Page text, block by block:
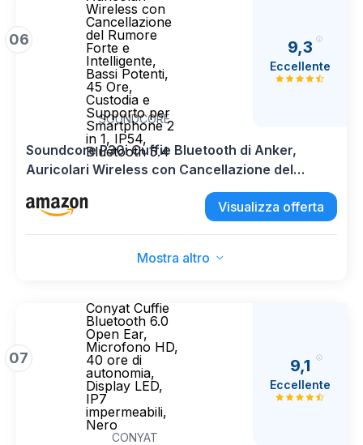
06
Wireless con
Cancellazione
del Rumore
Forte e
Intelligente,
Bassi Potenti,
45 Ore,
Custodia e
Supporto per
Smartphone 2
in 1, IP54,
Bluetooth 5.4
SOUNDCORE
9,3
Eccellente
Soundcore P30i Cuffie Bluetooth di Anker,
Auricolari Wireless con Cancellazione del
Rumore Forte e Intelligente, Bassi Potenti, 45
Ore, Custodia e Supporto per Smartphone 2 in 1,
Visualizza offerta
Mostra altro
07
Conyat Cuffie
Bluetooth 6.0
Open Ear,
Microfono HD,
40 ore di
autonomia,
Display LED,
IP7
impermeabili,
Nero
CONYAT
9,1
Eccellente